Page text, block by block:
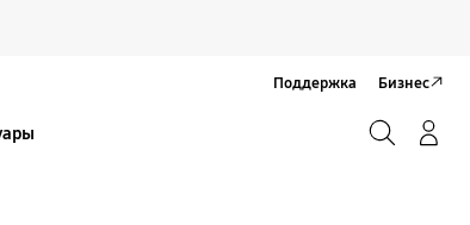
Поддержка Бизнес